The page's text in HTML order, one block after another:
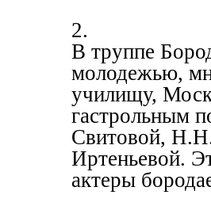
2.
В труппе
молодежью,
училищу,
гастрольным
Свитовой,
Иртеньевой.
актеры